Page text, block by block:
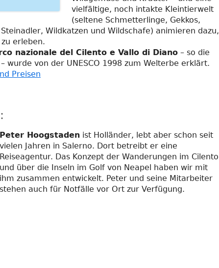
vielfältige, noch intakte Kleintierwelt
(seltene Schmetterlinge, Gekkos,
Wildkatzen und Wildschafe) animieren dazu,
erleben.
nazionale del Cilento e Vallo di Diano – so die
wurde von der UNESCO 1998 zum Welterbe erklärt.
Preisen
Peter Hoogstaden ist Holländer, lebt aber schon seit
vielen Jahren in Salerno. Dort betreibt er eine
Reiseagentur. Das Konzept der Wanderungen im Cilento
und über die Inseln im Golf von Neapel haben wir mit
ihm zusammen entwickelt. Peter und seine Mitarbeiter
stehen auch für Notfälle vor Ort zur Verfügung.